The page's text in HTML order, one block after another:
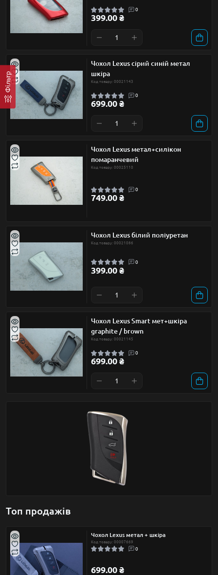
Фільтр
0
399.00 ₴
Чохол Lexus сірий синій метал
шкіра
Код товару: 00021143
0
699.00 ₴
Чохол Lexus метал+силікон
помаранчевий
Код товару: 00025110
0
749.00 ₴
Чохол Lexus білий поліуретан
Код товару: 00021086
0
399.00 ₴
Чохол Lexus Smart мет+шкіра
graphite / brown
Код товару: 00021145
0
699.00 ₴
Топ продажів
Чохол Lexus метал + шкіра
Код товару: 00007669
0
699.00 ₴